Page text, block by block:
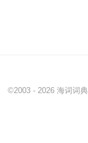
©2003 - 2026 海词词典